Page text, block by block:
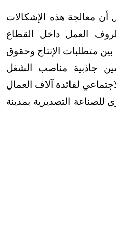
أن معالجة هذه الإشكالات
العمل داخل القطاع
متطلبات الإنتاج وحقوق
جاذبية مناصب الشغل
لفائدة آلاف العمال
للصناعة التصديرية بمدينة